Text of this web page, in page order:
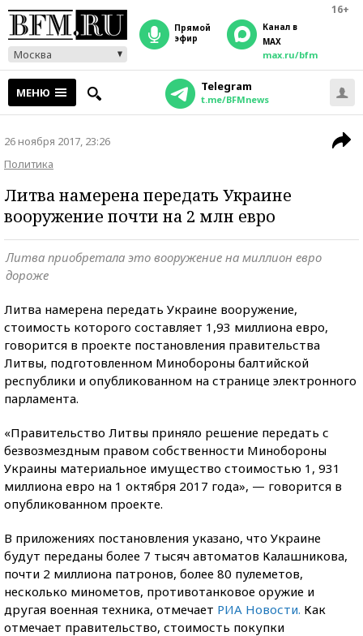
16+
Москва
прямой
эфир
Канал в
MAX
max.ru/bfm
МЕНЮ Telegram
t.me/BFMnews
26 ноября 2017, 23:26
Политика
Литва намерена передать Украине
вооружение почти на 2 млн евро
Литва приобретала это вооружение на миллион евро
дороже
Литва намерена передать Украине вооружение,
стоимость которого составляет 1,93 миллиона евро,
говорится в проекте постановления правительства
Литвы, подготовленном Минобороны балтийской
республики и опубликованном на странице электронного
парламента.
«Правительство Литвы приняло решение передать с
безвозмездным правом собственности Минобороны
Украины материальное имущество стоимостью 1, 931
миллиона евро на 1 октября 2017 года», — говорится в
опубликованном проекте.
В приложениях постановления указано, что Украине
будут переданы более 7 тысяч автоматов Калашникова,
почти 2 миллиона патронов, более 80 пулеметов,
несколько минометов, противотанковое оружие и
другая военная техника, отмечает РИА Новости. Как
отмечает правительство, стоимость покупки